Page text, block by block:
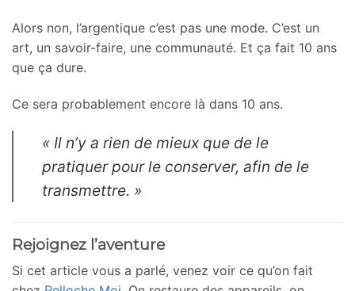
Alors non, l’argentique c’est pas une mode. C’est un
art, un savoir-faire, une communauté. Et ça fait 10 ans
que ça dure.
Ce sera probablement encore là dans 10 ans.
« Il n’y a rien de mieux que de le
pratiquer pour le conserver, afin de le
transmettre. »
Rejoignez l’aventure
Si cet article vous a parlé, venez voir ce qu’on fait